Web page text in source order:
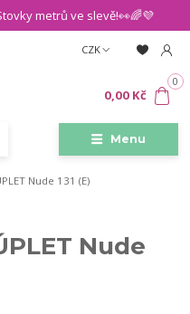
Stovky metrů ve slevě!👀🌈💜
Menu
CZK
0
0,00 Kč
Nude 131 (E)
Nude